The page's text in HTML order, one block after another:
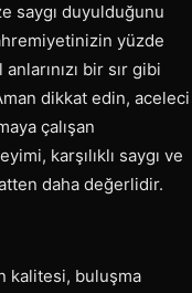
saygı duyulduğunu
yüzde
bir sır gibi
dikkat edin, aceleci
çalışan
karşılıklı saygı ve
daha değerlidir.
kalitesi, buluşma